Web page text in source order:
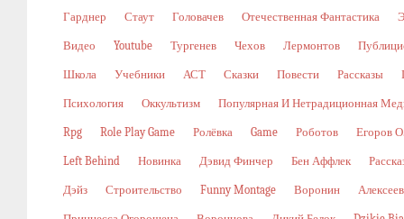
Гарднер Стаут Головачев Отечественная Фантастика
Видео Youtube Тургенев Чехов Лермонтов
Школа Учебники АСТ Сказки Повести Рассказы
Психология Оккультизм Популярная И Нетрадиционная
Rpg Role Play Game Ролёвка Game Роботов Егоров
Left Behind Новинка Дэвид Финчер Бен Аффлек
Дэйз Строительство Funny Montage Воронин Алексеев